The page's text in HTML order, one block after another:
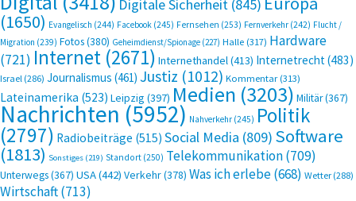
Digitale Sicherheit (845)
(1650) Evangelisch (244) Facebook (245) Fernsehen (253) Fernverkehr (242) Flucht /
Migration (239) Fotos(380) Geheimdienst/Spionage (227) Halle(317) Hardware
(721) Internet (2671) Internethandel(413) Internetrecht(483)
Israel (286) Journalismus (461) Justiz (1012) Kommentar(313)
Lateinamerika (523) Leipzig (397) Medien (3203) Militär(367)
Nachrichten(5952) Nahverkehr (245) Politik
(2797) Radiobeiträge (515) Social Media (809) Software
(1813) Sonstiges (219) Standort (250) Telekommunikation(709)
Unterwegs(367) USA(442) Verkehr(378) Was ich erlebe(668) Wetter (288)
Wirtschaft(713)